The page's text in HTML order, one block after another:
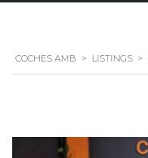
COCHES AMB > LISTINGS >